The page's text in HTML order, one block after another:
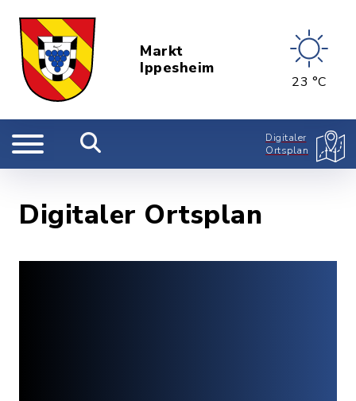
Markt
Ippesheim
23 °C
Digitaler
Ortsplan
Digitaler Ortsplan